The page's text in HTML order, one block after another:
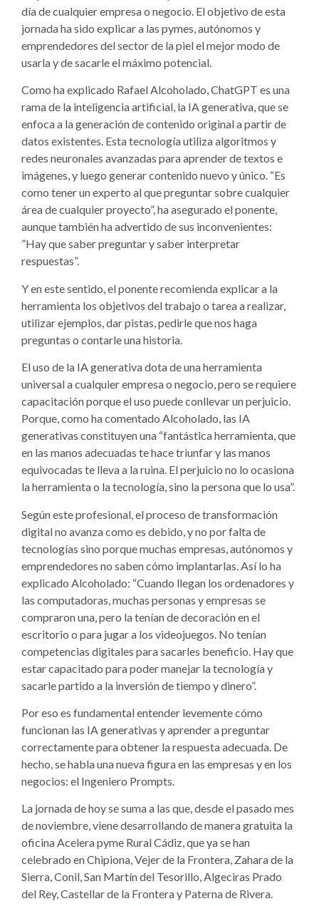
día de cualquier empresa o negocio. El objetivo de esta
jornada ha sido explicar a las pymes, autónomos y
emprendedores del sector de la piel el mejor modo de
usarla y de sacarle el máximo potencial.
Como ha explicado Rafael Alcoholado, ChatGPT es una
rama de la inteligencia artificial, la IA generativa, que se
enfoca a la generación de contenido original a partir de
datos existentes. Esta tecnología utiliza algoritmos y
redes neuronales avanzadas para aprender de textos e
imágenes, y luego generar contenido nuevo y único. “Es
como tener un experto al que preguntar sobre cualquier
área de cualquier proyecto”, ha asegurado el ponente,
aunque también ha advertido de sus inconvenientes:
”Hay que saber preguntar y saber interpretar
respuestas”.
Y en este sentido, el ponente recomienda explicar a la
herramienta los objetivos del trabajo o tarea a realizar,
utilizar ejemplos, dar pistas, pedirle que nos haga
preguntas o contarle una historia.
El uso de la IA generativa dota de una herramienta
universal a cualquier empresa o negocio, pero se requiere
capacitación porque el uso puede conllevar un perjuicio.
Porque, como ha comentado Alcoholado, las IA
generativas constituyen una “fantástica herramienta, que
en las manos adecuadas te hace triunfar y las manos
equivocadas te lleva a la ruina. El perjuicio no lo ocasiona
la herramienta o la tecnología, sino la persona que lo usa”.
Según este profesional, el proceso de transformación
digital no avanza como es debido, y no por falta de
tecnologías sino porque muchas empresas, autónomos y
emprendedores no saben cómo implantarlas. Así lo ha
explicado Alcoholado: “Cuando llegan los ordenadores y
las computadoras, muchas personas y empresas se
compraron una, pero la tenían de decoración en el
escritorio o para jugar a los videojuegos. No tenían
competencias digitales para sacarles beneficio. Hay que
estar capacitado para poder manejar la tecnología y
sacarle partido a la inversión de tiempo y dinero”.
Por eso es fundamental entender levemente cómo
funcionan las IA generativas y aprender a preguntar
correctamente para obtener la respuesta adecuada. De
hecho, se habla una nueva figura en las empresas y en los
negocios: el Ingeniero Prompts.
La jornada de hoy se suma a las que, desde el pasado mes
de noviembre, viene desarrollando de manera gratuita la
oficina Acelera pyme Rural Cádiz, que ya se han
celebrado en Chipiona, Vejer de la Frontera, Zahara de la
Sierra, Conil, San Martín del Tesorillo, Algeciras Prado
del Rey, Castellar de la Frontera y Paterna de Rivera.